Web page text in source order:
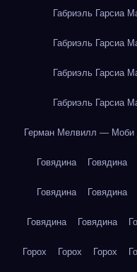
Габриэль Гарсиа
Габриэль Гарсиа
Габриэль Гарсиа
Габриэль Гарсиа
Герман Мелвилл — Моби
Говядина Говядина
Говядина Говядина
Говядина Говядина
Горох Горох Горох